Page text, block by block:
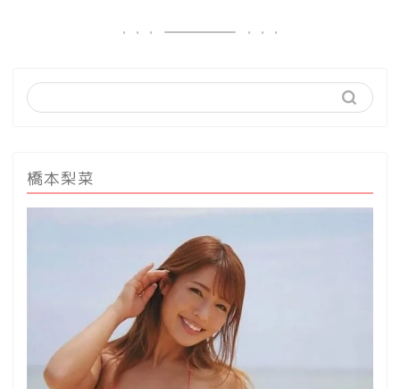
橋本梨菜